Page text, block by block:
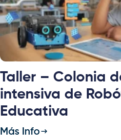
Taller – Colonia
intensiva de
Educativa
Más Info